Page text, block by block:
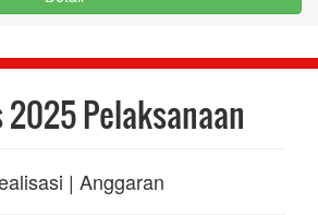
2025 Pelaksanaan
| Anggaran